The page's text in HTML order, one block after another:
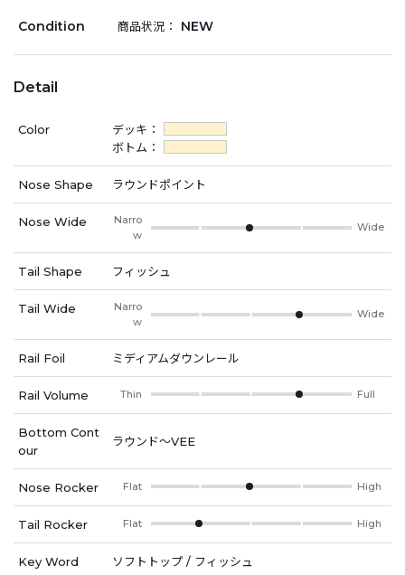
Condition 商品状況： NEW
Detail
Color
デッキ：
ボトム：
Nose Shape ラウンドポイント
Nose Wide
Narro
w
Wide
Tail Shape フィッシュ
Tail Wide
Narro
w
Wide
Rail Foil ミディアムダウンレール
Rail Volume Thin Full
Bottom Cont
our
ラウンド～VEE
Nose Rocker Flat High
Tail Rocker Flat High
Key Word ソフトトップ / フィッシュ